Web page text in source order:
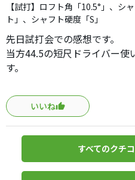
【試打】ロフト角「10.5°」、シ
ト」、シャフト硬度「S」
先日試打会での感想です。
当方44.5の短尺ドライバー
す。
インサイドアウト軌道でド
ッシュ、スライサーです。
最初こそシャフトの違いか
慣れるとハイドロー連発でし
ヒールのコスリ球でも、右
捕まえなくても勝手にヘッ
いいね
すべてのクチ